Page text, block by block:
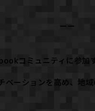
ーー
コミュニティに参加す
ーションを高め、